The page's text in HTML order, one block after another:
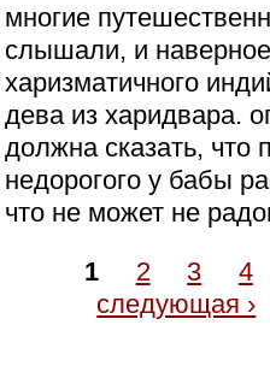
многие
слышали, и
харизматичного
дева из харидвара.
должна сказать, что
недорогого у бабы
что не может не
1
2 3 4
следующая ›